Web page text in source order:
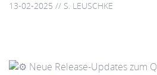
13-02-2025 // S. LEUSCHKE